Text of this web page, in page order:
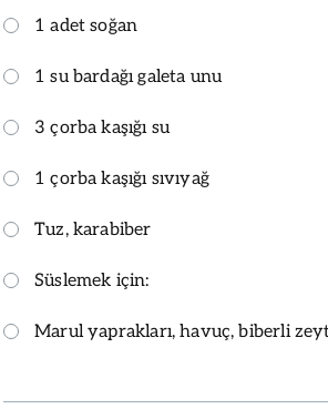
1 adet soğan
1 su bardağı galeta unu
3 çorba kaşığı su
1 çorba kaşığı sıvıyağ
Tuz, karabiber
Süslemek için:
Marul yaprakları, havuç, biberli